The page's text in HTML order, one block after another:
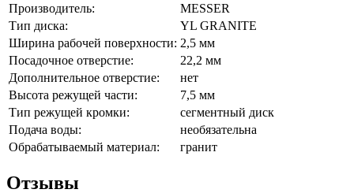
Производитель:
MESSER
Тип диска:
YL GRANITE
Ширина рабочей поверхности: 2,5 мм
Посадочное отверстие:
22,2 мм
Дополнительное отверстие:
нет
Высота режущей части:
7,5 мм
Тип режущей кромки:
сегментный диск
Подача воды:
необязательна
Обрабатываемый материал:
гранит
Отзывы